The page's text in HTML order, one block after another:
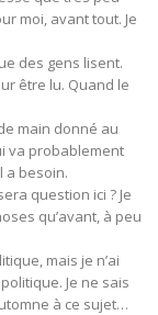
moi, avant tout. Je
des gens lisent.
être lu. Quand le
main donné au
va probablement
a besoin.
question ici ? Je
qu’avant, à peu
mais je n’ai
Je ne sais
à ce sujet…